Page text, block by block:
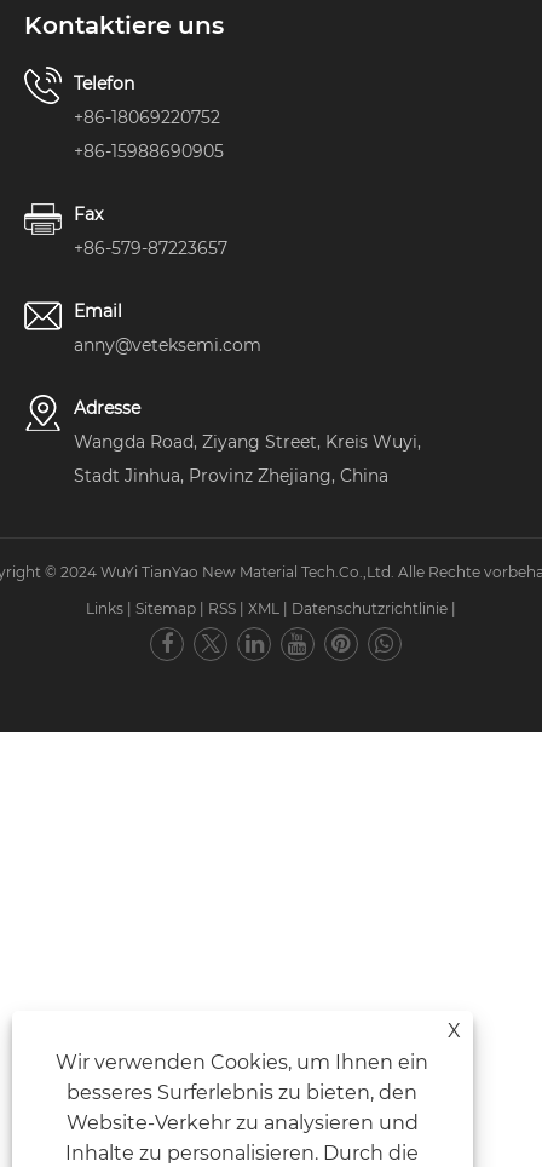
Kontaktiere uns
Telefon
+86-18069220752
+86-15988690905
Fax
+86-579-87223657
Email
anny@veteksemi.com
Adresse
Wangda Road, Ziyang Street, Kreis Wuyi,
Stadt Jinhua, Provinz Zhejiang, China
© 2024 WuYi TianYao New Material Tech.Co.,Ltd. Alle Rechte
Links
Sitemap RSS XML Datenschutzrichtlinie
X
Wir verwenden Cookies, um Ihnen ein
besseres Surferlebnis zu bieten, den
Website-Verkehr zu analysieren und
Inhalte zu personalisieren. Durch die